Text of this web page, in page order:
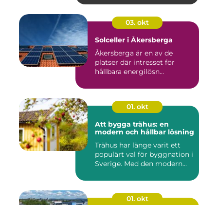
03. okt
Solceller i Åkersberga
Åkersberga är en av de
platser där intresset för
hållbara energilösn...
01. okt
Att bygga trähus: en
modern och hållbar lösning
Trähus har länge varit ett
populärt val för byggnation i
Sverige. Med den modern...
01. okt